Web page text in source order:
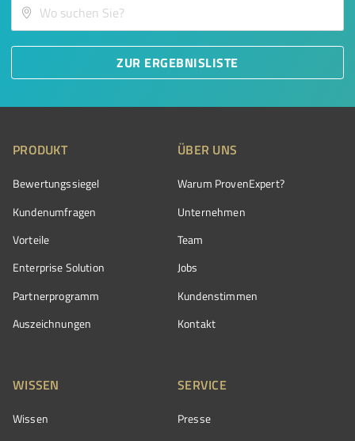
ZUR ERGEBNISLISTE
PRODUKT
Bewertungssiegel
Kundenumfragen
Vorteile
Enterprise Solution
Partnerprogramm
Auszeichnungen
ÜBER UNS
Warum ProvenExpert?
Unternehmen
Team
Jobs
Kundenstimmen
Kontakt
WISSEN
Wissen
SERVICE
Presse